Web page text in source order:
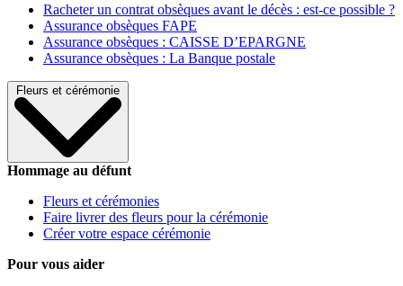
Racheter un contrat obsèques avant le décès : est-ce possible ?
Assurance obsèques FAPE
Assurance obsèques : CAISSE D’EPARGNE
Assurance obsèques : La Banque postale
Fleurs et cérémonie
Hommage au défunt
Fleurs et cérémonies
Faire livrer des fleurs pour la cérémonie
Créer votre espace cérémonie
Pour vous aider